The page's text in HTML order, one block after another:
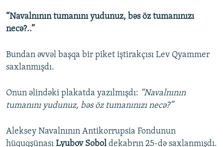
“Navalnının tumanını yudunuz, bəs öz tumanınızı
necə?..”
Bundan əvvəl başqa bir piket iştirakçısı Lev Qyammer
saxlanmışdı.
Onun əlindəki plakatda yazılmışdı: “Navalnının
tumanını yudunuz, bəs öz tumanınızı necə?”
Aleksey Navalnının Antikorrupsia Fondunun
hüquqşünası Lyubov Soboldekabrın 25-də saxlanmışdı.